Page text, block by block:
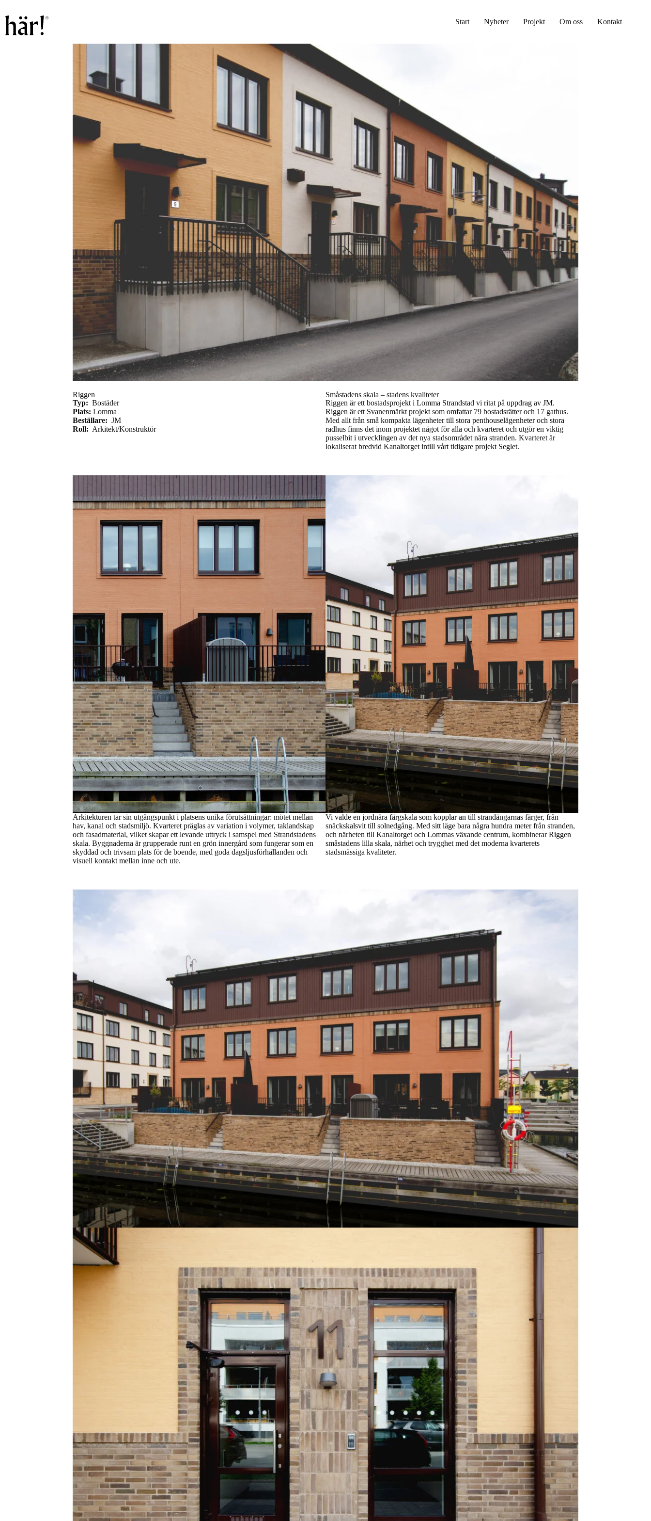
Start Nyheter Projekt Om oss Kontakt
Riggen
Typ: Bostäder
Plats: Lomma
Beställare: JM
Roll: Arkitekt/Konstruktör
Småstadens skala – stadens kvaliteter
Riggen är ett bostadsprojekt i Lomma Strandstad vi ritat på uppdrag av JM.
Riggen är ett Svanenmärkt projekt som omfattar 79 bostadsrätter och 17 gathus.
Med allt från små kompakta lägenheter till stora penthouselägenheter och stora
radhus finns det inom projektet något för alla och kvarteret och utgör en viktig
pusselbit i utvecklingen av det nya stadsområdet nära stranden. Kvarteret är
lokaliserat bredvid Kanaltorget intill vårt tidigare projekt Seglet.
Arkitekturen tar sin utgångspunkt i platsens unika förutsättningar: mötet mellan
hav, kanal och stadsmiljö. Kvarteret präglas av variation i volymer, taklandskap
och fasadmaterial, vilket skapar ett levande uttryck i samspel med Strandstadens
skala. Byggnaderna är grupperade runt en grön innergård som fungerar som en
skyddad och trivsam plats för de boende, med goda dagsljusförhållanden och
visuell kontakt mellan inne och ute.
Vi valde en jordnära färgskala som kopplar an till strandängarnas färger, från
snäckskalsvit till solnedgång. Med sitt läge bara några hundra meter från stranden,
och närheten till Kanaltorget och Lommas växande centrum, kombinerar Riggen
småstadens lilla skala, närhet och trygghet med det moderna kvarterets
stadsmässiga kvaliteter.